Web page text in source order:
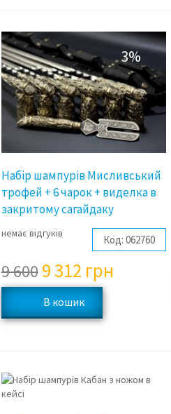
3%
Набір шампурів Мисливський
трофей + 6 чарок + виделка в
закритому сагайдаку
немає відгуків Код: 062760
9 6009 312 грн